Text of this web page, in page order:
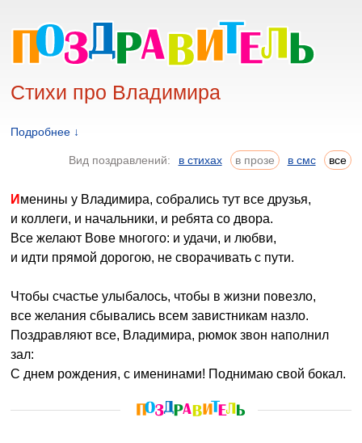
Стихи про Владимира
Подробнее ↓
Вид поздравлений: в стихах в прозе в смс все
Именины у Владимира, собрались тут все друзья,
и коллеги, и начальники, и ребята со двора.
Все желают Вове многого: и удачи, и любви,
и идти прямой дорогою, не сворачивать с пути.
Чтобы счастье улыбалось, чтобы в жизни повезло,
все желания сбывались всем завистникам назло.
Поздравляют все, Владимира, рюмок звон наполнил
зал:
С днем рождения, с именинами! Поднимаю свой бокал.